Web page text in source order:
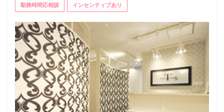
勤務時間応相談 インセンティブあり